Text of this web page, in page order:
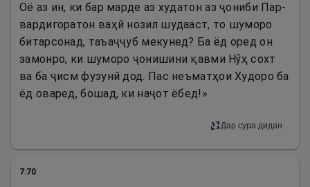
Оё аз ин, ки бар марде аз худатон аз ҷониби Пар-
вардигоратон ваҳй нозил шудааст, то шуморо
битарсонад, таъаҷҷуб мекунед? Ба ёд оред он
замонро, ки шуморо ҷонишини қавми Нӯҳ сохт
ва ба ҷисм фузунӣ дод. Пас неъматҳои Худоро ба
ёд оваред, бошад, ки наҷот ёбед!»
Дар сура дидан
7:70